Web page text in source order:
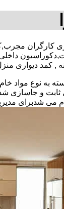
, کمد دیواری
نوع مواد خام
ثابت و
می شدبرای